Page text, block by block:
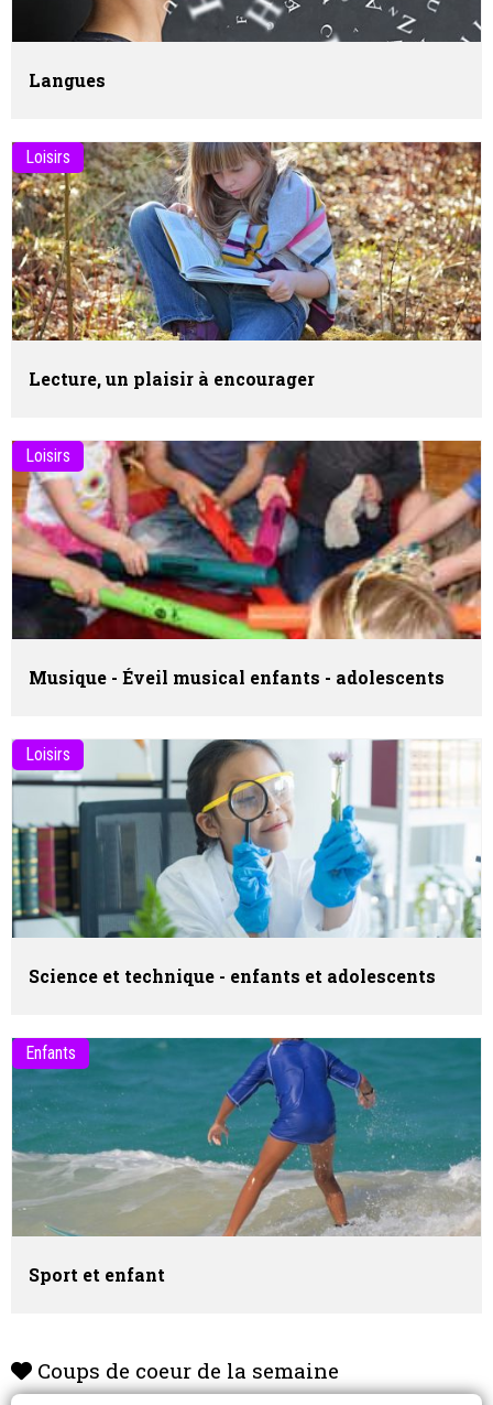
Langues
Loisirs
Lecture, un plaisir à encourager
Loisirs
Musique - Éveil musical enfants - adolescents
Loisirs
Science et technique - enfants et adolescents
Enfants
Sport et enfant
Coups de coeur de la semaine